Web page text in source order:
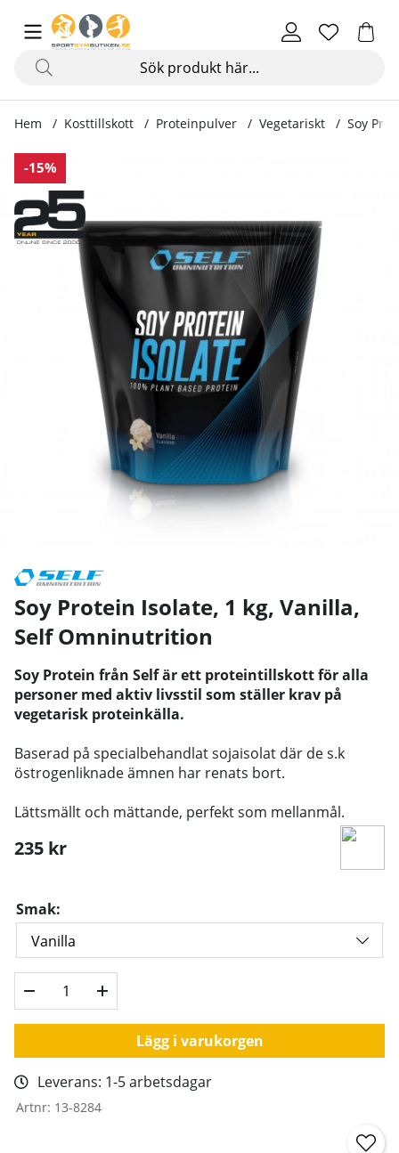
Hem Kosttillskott Proteinpulver Vegetariskt Soy
-15%
Produktbilder Soy Protein Isolate, 1kg
Soy Protein Isolate, 1 kg, Vanilla,
Self Omninutrition
Soy Protein från Self är ett proteintillskott för alla
personer med aktiv livsstil som ställer krav på
vegetarisk proteinkälla.
Baserad på specialbehandlat sojaisolat där de s.k
östrogenliknade ämnen har renats bort.
Lättsmällt och mättande, perfekt som mellanmål.
235 kr
Smak:
Lägg i varukorgen
Leverans: 1-5 arbetsdagar
Artnr: 13-8284